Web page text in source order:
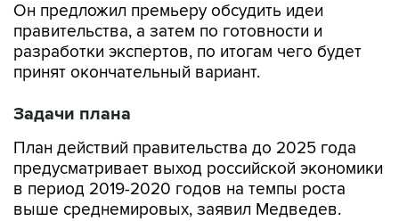
Он предложил премьеру обсудить идеи
правительства, а затем по готовности и
разработки экспертов, по итогам чего будет
принят окончательный вариант.
Задачи плана
План действий правительства до 2025 года
предусматривает выход российской экономики
в период 2019-2020 годов на темпы роста
выше среднемировых, заявил Медведев.